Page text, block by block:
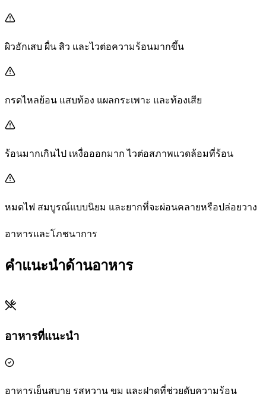
ผิวอักเสบ ผื่น สิว และไวต่อความร้อนมากขึ้น
กรดไหลย้อน แสบท้อง แผลกระเพาะ และท้องเสีย
ร้อนมากเกินไป เหงื่อออกมาก ไวต่อสภาพแวดล้อมที่ร้อน
หมดไฟ สมบูรณ์แบบนิยม และยากที่จะผ่อนคลายหรือปล่อยวาง
อาหารและโภชนาการ
คำแนะนำด้านอาหาร
อาหารที่แนะนำ
อาหารเย็นสบาย รสหวาน ขม และฝาดที่ช่วยดับความร้อน